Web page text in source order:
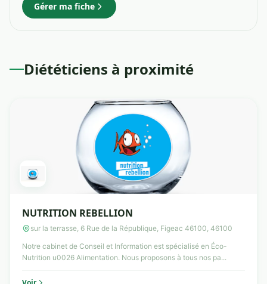
Gérer ma fiche
Diététiciens à proximité
NUTRITION REBELLION
sur la terrasse, 6 Rue de la République, Figeac 46100, 46100
Notre cabinet de Conseil et Information est spécialisé en Éco-
Nutrition u0026 Alimentation. Nous proposons à tous nos pa...